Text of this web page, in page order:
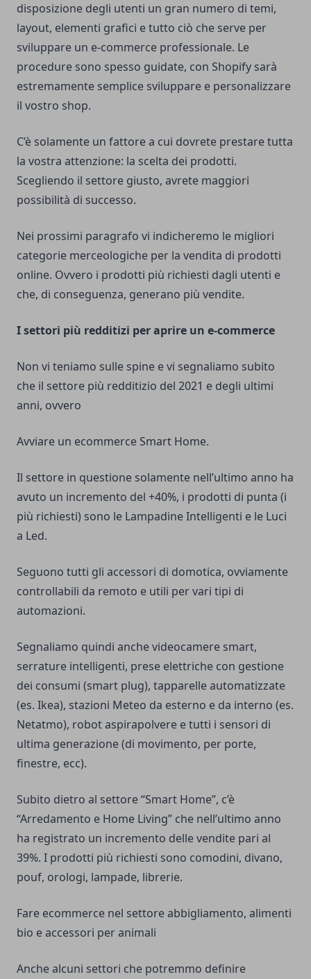
disposizione degli utenti un gran numero di temi,
layout, elementi grafici e tutto ciò che serve per
sviluppare un e-commerce professionale. Le
procedure sono spesso guidate, con Shopify sarà
estremamente semplice sviluppare e personalizzare
il vostro shop.
C’è solamente un fattore a cui dovrete prestare tutta
la vostra attenzione: la scelta dei prodotti.
Scegliendo il settore giusto, avrete maggiori
possibilità di successo.
Nei prossimi paragrafo vi indicheremo le migliori
categorie merceologiche per la vendita di prodotti
online. Ovvero i prodotti più richiesti dagli utenti e
che, di conseguenza, generano più vendite.
I settori più redditizi per aprire un e-commerce
Non vi teniamo sulle spine e vi segnaliamo subito
che il settore più redditizio del 2021 e degli ultimi
anni, ovvero
Avviare un ecommerce Smart Home.
Il settore in questione solamente nell’ultimo anno ha
avuto un incremento del +40%, i prodotti di punta (i
più richiesti) sono le Lampadine Intelligenti e le Luci
a Led.
Seguono tutti gli accessori di domotica, ovviamente
controllabili da remoto e utili per vari tipi di
automazioni.
Segnaliamo quindi anche videocamere smart,
serrature intelligenti, prese elettriche con gestione
dei consumi (smart plug), tapparelle automatizzate
(es. Ikea), stazioni Meteo da esterno e da interno (es.
Netatmo), robot aspirapolvere e tutti i sensori di
ultima generazione (di movimento, per porte,
finestre, ecc).
Subito dietro al settore “Smart Home”, c’è
“Arredamento e Home Living” che nell’ultimo anno
ha registrato un incremento delle vendite pari al
39%. I prodotti più richiesti sono comodini, divano,
pouf, orologi, lampade, librerie.
Fare ecommerce nel settore abbigliamento, alimenti
bio e accessori per animali
Anche alcuni settori che potremmo definire